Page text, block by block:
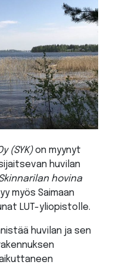
(SYK)on myynyt
huvilan
hovina
myös Saimaan
LUT-yliopistolle.
huvilan ja sen